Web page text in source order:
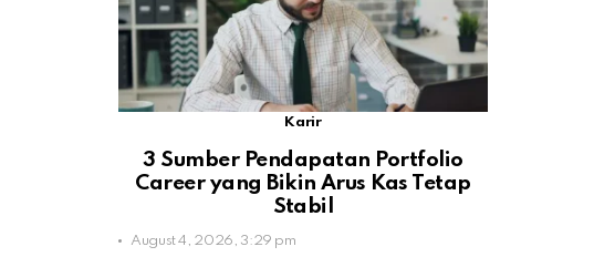
Karir
3 Sumber Pendapatan Portfolio
Career yang Bikin Arus Kas Tetap
Stabil
August 4, 2026, 3:29 pm